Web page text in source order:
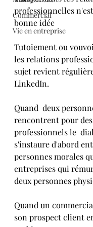
Commercial
Vie en entreprise
professionnelles
bonne idée
Tutoiement ou
les relations
sujet revient
LinkedIn.
Quand  deux
rencontrent pour
professionnels le
s'instaure d'abord
personnes morales
entreprises qui
deux personnes
Quand un
son prospect client